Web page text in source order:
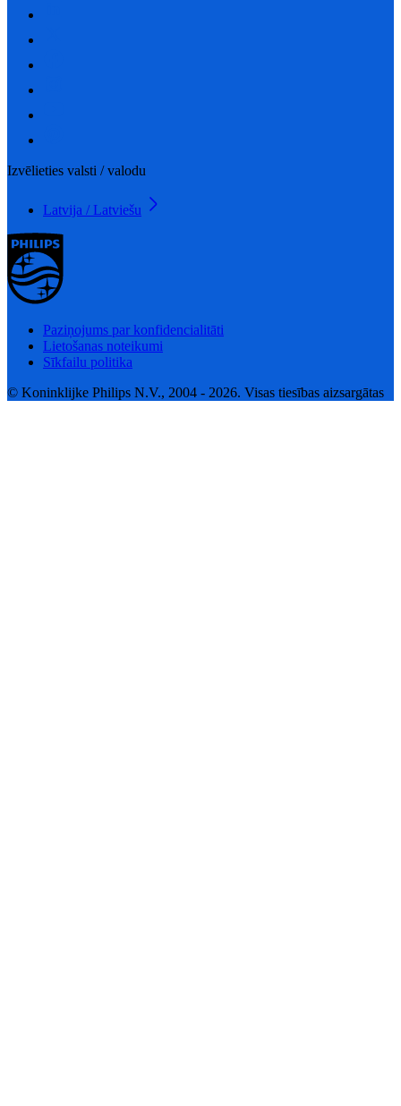
Izvēlieties valsti / valodu
Latvija / Latviešu
Paziņojums par konfidencialitāti
Lietošanas noteikumi
Sīkfailu politika
© Koninklijke Philips N.V., 2004 - 2026. Visas tiesības aizsargātas